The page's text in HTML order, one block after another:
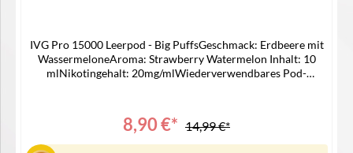
IVG Pro 15000 Leerpod - Big PuffsGeschmack: Erdbeere mit
WassermeloneAroma: Strawberry Watermelon Inhalt: 10
mlNikotingehalt: 20mg/mlWiederverwendbares Pod-
Bedienungsanleitung
8,90 €* 14,99 €*